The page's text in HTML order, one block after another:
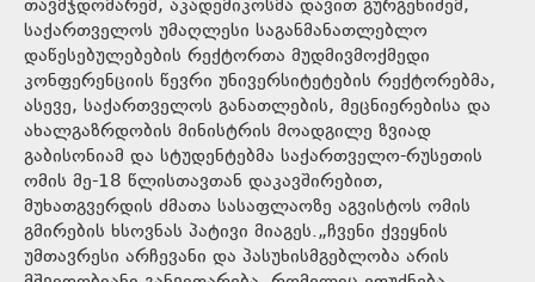
თავმჯდომარემ, აკადემიკოსმა დავით გურგენიძემ,
საქართველოს უმაღლესი საგანმანათლებლო
დაწესებულებების რექტორთა მუდმივმოქმედი
კონფერენციის წევრი უნივერსიტეტების რექტორებმა,
ასევე, საქართველოს განათლების, მეცნიერებისა და
ახალგაზრდობის მინისტრის მოადგილე ზვიად
გაბისონიამ და სტუდენტებმა საქართველო-რუსეთის
ომის მე-18 წლისთავთან დაკავშირებით,
მუხათგვერდის ძმათა სასაფლაოზე აგვისტოს ომის
გმირების ხსოვნას პატივი მიაგეს.„ჩვენი ქვეყნის
უმთავრესი არჩევანი და პასუხისმგებლობა არის